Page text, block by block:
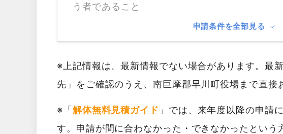
う者であること
申請条件を全部見る
※上記情報は、最新情報でない場合があります。最
先」をご確認のうえ、南巨摩郡早川町役場まで直接
※「 解体無料見積ガイド 」では、来年度以降の申請
す。申請が間に合わなかった・できなかったという